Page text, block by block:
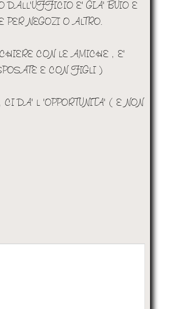
DALL'UFFICIO E' GIA' BUIO E
NEGOZI O ALTRO.
CON LE AMICHE , E'
E CON FIGLI )
DA' L 'OPPORTUNITA' ( E NON